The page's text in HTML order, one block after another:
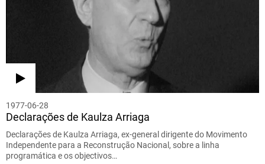
1977-06-28
Declarações de Kaulza Arriaga
Declarações de Kaulza Arriaga, ex-general dirigente do Movimento
Independente para a Reconstrução Nacional, sobre a linha
programática e os objectivos…